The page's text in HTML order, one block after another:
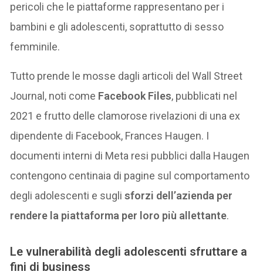
pericoli che le piattaforme rappresentano per i
bambini e gli adolescenti, soprattutto di sesso
femminile.
Tutto prende le mosse dagli articoli del Wall Street
Journal, noti come Facebook Files, pubblicati nel
2021 e frutto delle clamorose rivelazioni di una ex
dipendente di Facebook, Frances Haugen. I
documenti interni di Meta resi pubblici dalla Haugen
contengono centinaia di pagine sul comportamento
degli adolescenti e suglisforzi dell’azienda per
rendere la piattaforma per loro più allettante.
Le vulnerabilità degli adolescenti sfruttare a
fini di business